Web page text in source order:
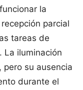
la
parcial
tareas de
La iluminación
pero su ausencia
durante el